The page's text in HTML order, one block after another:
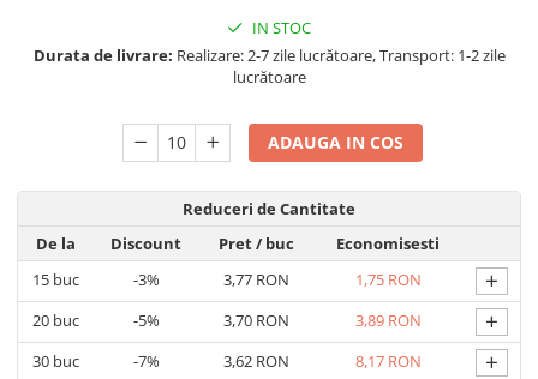
IN STOC
Durata de livrare: Realizare: 2-7 zile lucrătoare, Transport: 1-2 zile
lucrătoare
ADAUGA IN COS
Reduceri de Cantitate
De la
Discount Pret/ buc
Economisesti
15buc -3% 3,77 RON 1,75 RON +
20buc -5% 3,70 RON 3,89 RON +
30buc -7% 3,62 RON 8,17 RON +